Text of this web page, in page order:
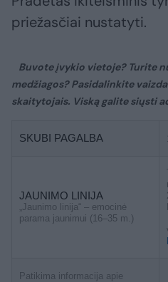
priežasčiai nustatyti.
Buvote įvykio vietoje? Turite
medžiagos? Pasidalinkite
skaitytojais. Viską galite siųsti
SKUBI PAGALBA
JAUNIMO LINIJA
„Jaunimo linija“ – emocinė
parama jaunimui (16–35 m.)
Patikima informacija apie